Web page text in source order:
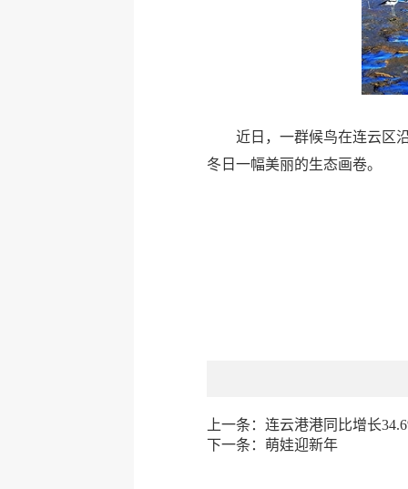
近日，一群候鸟在连云区
冬日一幅美丽的生态画卷。
上一条： 连云港港同比增长
下一条： 萌娃迎新年